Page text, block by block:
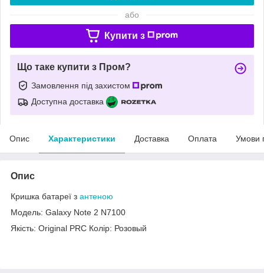
або
Купити з
Що таке купити з Пром?
Замовлення під захистом
Доступна доставка
Опис Характеристики Доставка Оплата Умови
Опис
Кришка батареї з антеною
Модель: Galaxy Note 2 N7100
Якість: Original PRC Колір: Розовый